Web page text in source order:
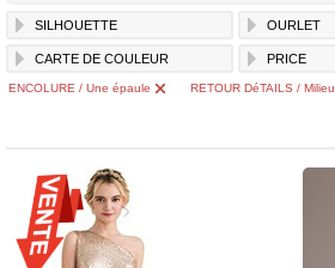
SILHOUETTE OURLET
CARTE DE COULEUR PRICE
ENCOLURE / Une épaule RETOUR DéTAILS / Milieu